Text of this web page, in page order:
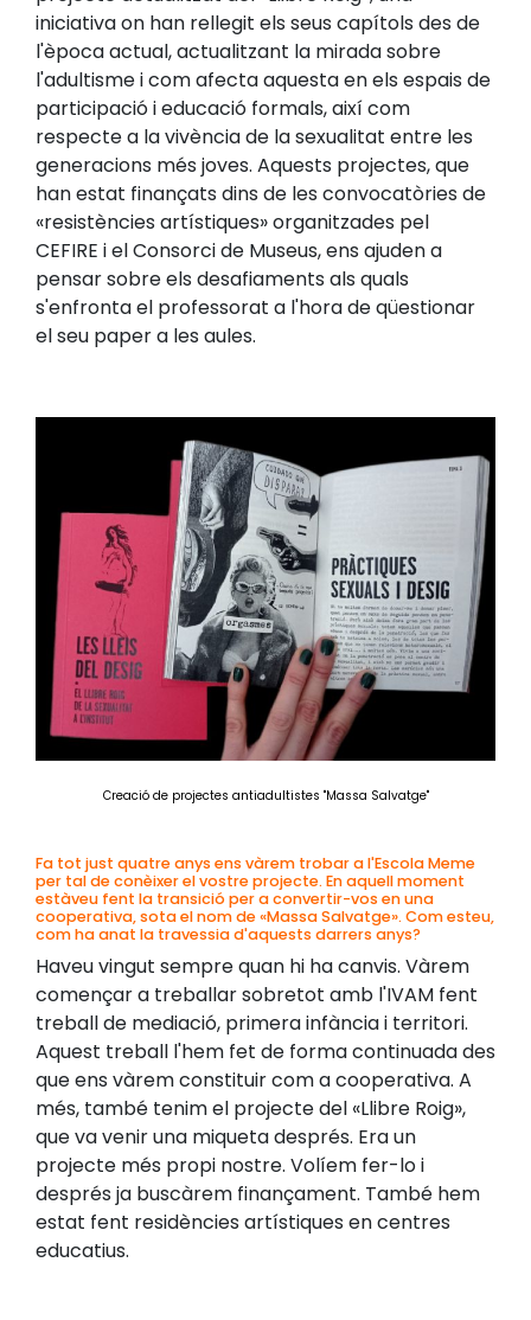
iniciativa on han rellegit els seus capítols des de
l'època actual, actualitzant la mirada sobre
l'adultisme i com afecta aquesta en els espais de
participació i educació formals, així com
respecte a la vivència de la sexualitat entre les
generacions més joves. Aquests projectes, que
han estat finançats dins de les convocatòries de
«resistències artístiques» organitzades pel
CEFIRE i el Consorci de Museus, ens ajuden a
pensar sobre els desafiaments als quals
s'enfronta el professorat a l'hora de qüestionar
el seu paper a les aules.
Creació de projectes antiadultistes "Massa Salvatge"
Fa tot just quatre anys ens vàrem trobar a l'Escola Meme
per tal de conèixer el vostre projecte. En aquell moment
estàveu fent la transició per a convertir-vos en una
cooperativa, sota el nom de «Massa Salvatge». Com esteu,
com ha anat la travessia d'aquests darrers anys?
Haveu vingut sempre quan hi ha canvis. Vàrem
començar a treballar sobretot amb l'IVAM fent
treball de mediació, primera infància i territori.
Aquest treball l'hem fet de forma continuada des
que ens vàrem constituir com a cooperativa. A
més, també tenim el projecte del «Llibre Roig»,
que va venir una miqueta després. Era un
projecte més propi nostre. Volíem fer-lo i
després ja buscàrem finançament. També hem
estat fent residències artístiques en centres
educatius.